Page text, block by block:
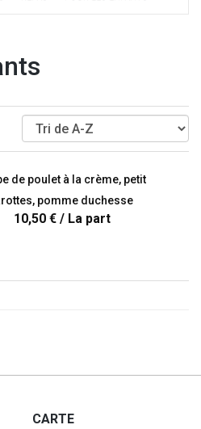
de poulet à la crème, petit
pomme duchesse
10,50 € / La part
CARTE